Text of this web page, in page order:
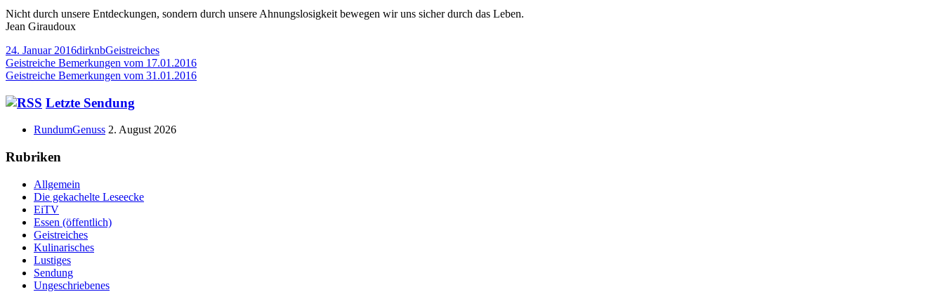
Nicht durch unsere Entdeckungen, sondern durch unsere Ahnungslosigkeit bewegen wir uns sicher durch das Leben.
Jean Giraudoux
Veröffentlicht
am
24. Januar 2016Autor
dirknbKategorien
Geistreiches
Beitragsnavigation
Vorheriger
Beitrag:
Geistreiche Bemerkungen vom 17.01.2016
Nächster
Geistreiche Bemerkungen vom 31.01.2016
Haupt-
Seitenleiste
Letzte Sendung
RundumGenuss 2. August 2026
Rubriken
Allgemein
Die gekachelte Leseecke
EiTV
Essen (öffentlich)
Geistreiches
Kulinarisches
Lustiges
Sendung
Ungeschriebenes